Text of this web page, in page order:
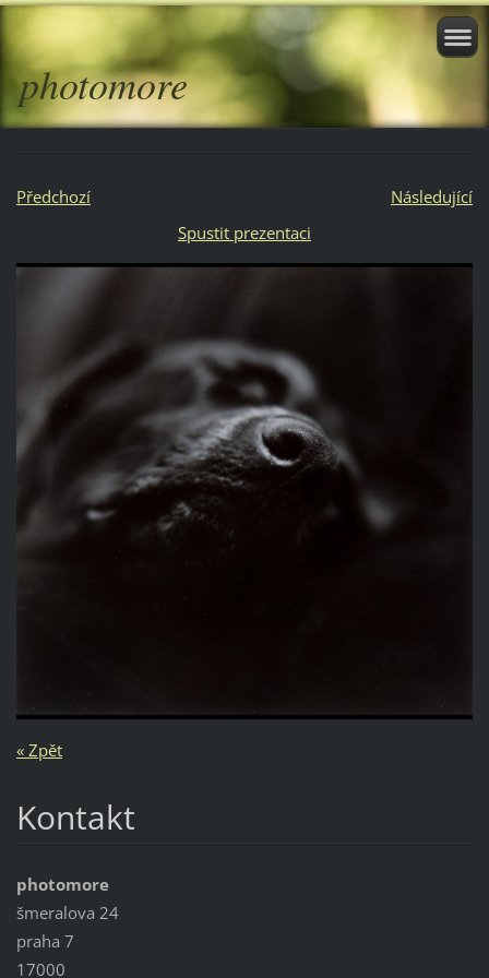
photomore
Předchozí
Následující
Spustit prezentaci
« Zpět
Kontakt
photomore
šmeralova 24
praha 7
17000